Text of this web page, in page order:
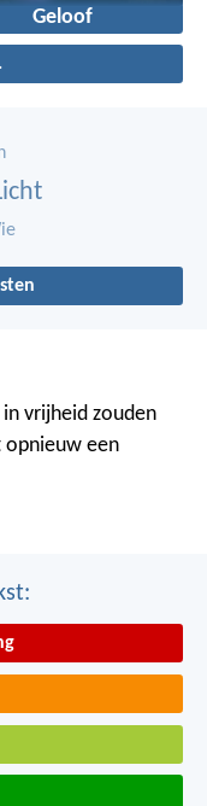
Geloof
vrijheid zouden
opnieuw een